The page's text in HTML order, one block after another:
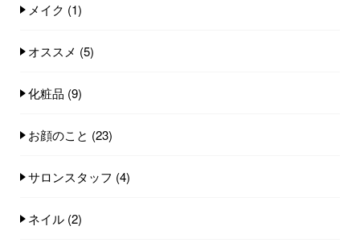
メイク (1)
オススメ (5)
化粧品 (9)
お顔のこと (23)
サロンスタッフ (4)
ネイル (2)